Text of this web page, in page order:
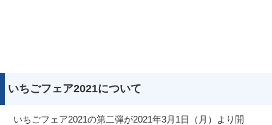
いちごフェア2021について
いちごフェア2021の第二弾が2021年3月1日（月）より開